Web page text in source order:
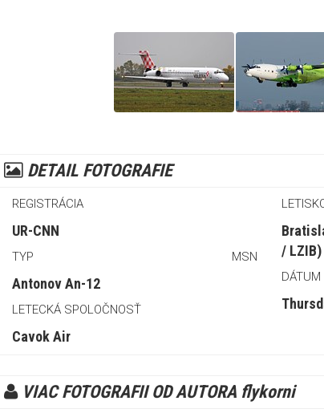
DETAIL FOTOGRAFIE
REGISTRÁCIA
UR-CNN
TYP MSN
Antonov An-12
LETECKÁ SPOLOČNOSŤ
Cavok Air
/ LZIB)
DÁTUM
VIAC FOTOGRAFII OD AUTORA flykorni